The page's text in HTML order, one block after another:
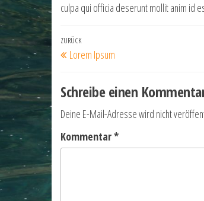
culpa qui officia deserunt mollit anim id
Beitragsnavigation
Vorheriger
Beitrag
ZURÜCK
Lorem Ipsum
Schreibe einen
Deine E-Mail-Adresse wird nicht
Kommentar*